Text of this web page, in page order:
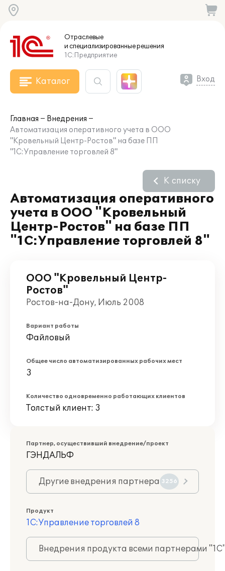
Отраслевые
и специализированныерешения
1С:Предприятие
Каталог Вход
Главная
Внедрения
Автоматизация оперативного учета в ООО
"Кровельный Центр-Ростов" на базе ПП
"1С:Управление торговлей 8"
Автоматизация оперативного
учета в ООО "Кровельный
Центр-Ростов" на базе ПП
"1С:Управление торговлей 8"
К списку
ООО "Кровельный Центр-
Ростов"
Ростов-на-Дону, Июль 2008
Вариант работы
Файловый
Общее число автоматизированных рабочих мест
3
Количество одновременно работающих клиентов
Толстый клиент: 3
Партнер, осуществивший внедрение/проект
ГЭНДАЛЬФ
Другие внедрения партнера 3256
Продукт
1С:Управление торговлей 8
Внедрения продукта всеми партнерами